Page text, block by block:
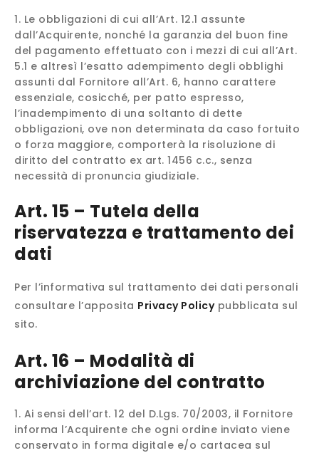
Le obbligazioni di cui all’Art. 12.1 assunte
dall’Acquirente, nonché la garanzia del buon fine
del pagamento effettuato con i mezzi di cui all’Art.
5.1 e altresì l’esatto adempimento degli obblighi
assunti dal Fornitore all’Art. 6, hanno carattere
essenziale, cosicché, per patto espresso,
l’inadempimento di una soltanto di dette
obbligazioni, ove non determinata da caso fortuito
o forza maggiore, comporterà la risoluzione di
diritto del contratto ex art. 1456 c.c., senza
necessità di pronuncia giudiziale.
Art. 15 – Tutela della
riservatezza e trattamento dei
dati
Per l’informativa sul trattamento dei dati personali
consultare l’apposita Privacy Policypubblicata sul
sito.
Art. 16 – Modalità di
archiviazione del contratto
Ai sensi dell’art. 12 del D.Lgs. 70/2003, il Fornitore
informa l’Acquirente che ogni ordine inviato viene
conservato in forma digitale e/o cartacea sul